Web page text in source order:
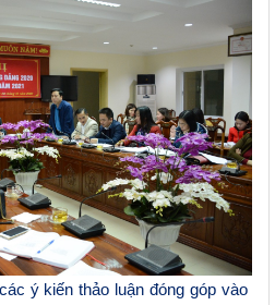
ý kiến thảo luận đóng góp vào